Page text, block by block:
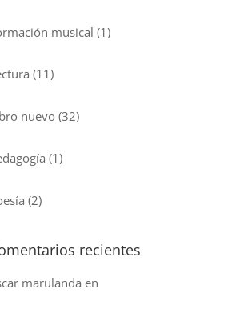
musical (1)
(11)
nuevo (32)
(1)
(2)
recientes
marulanda en